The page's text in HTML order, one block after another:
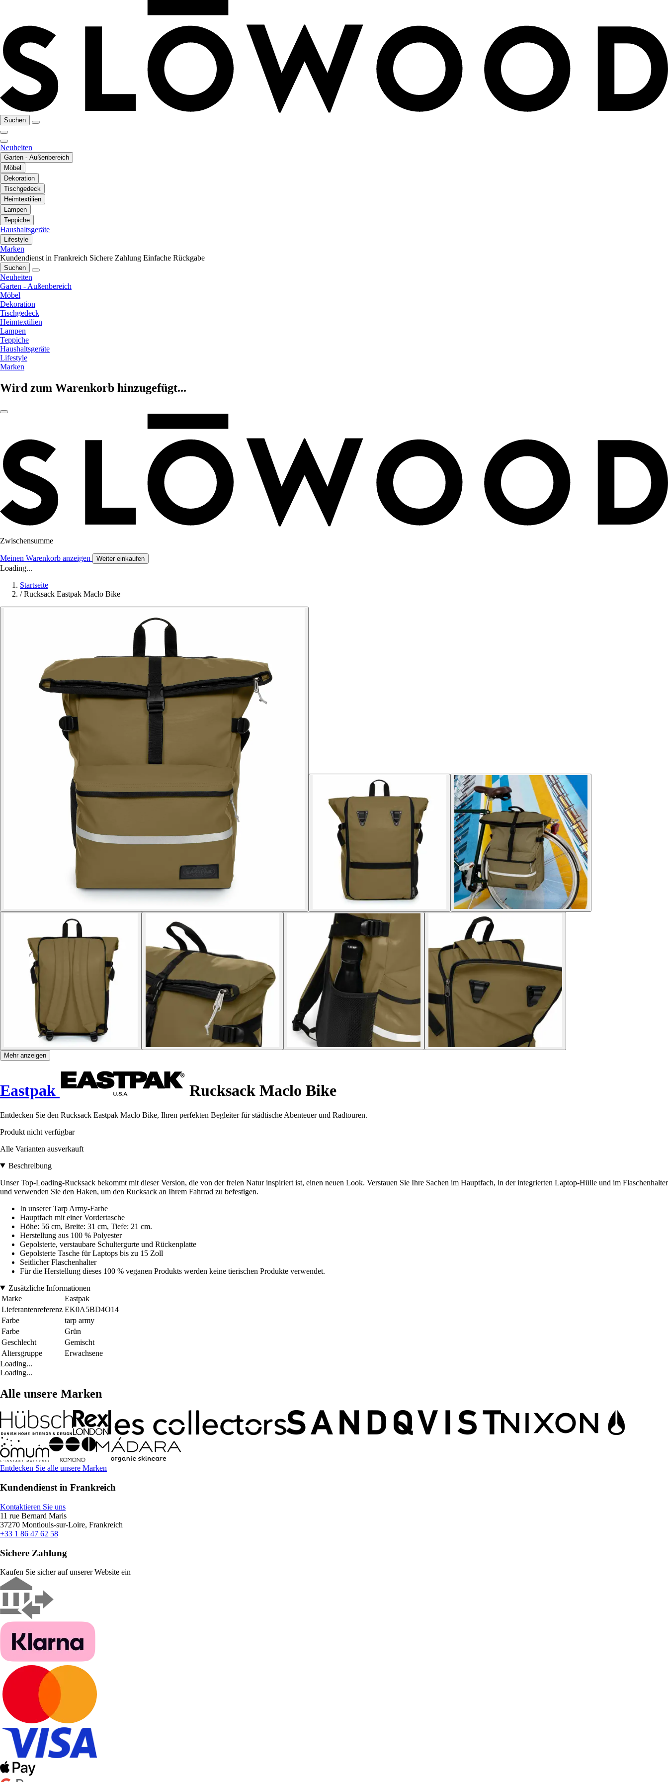
Suchen
Neuheiten
Garten - Außenbereich
Möbel
Dekoration
Tischgedeck
Heimtextilien
Lampen
Teppiche
Haushaltsgeräte
Lifestyle
Marken
Kundendienst in Frankreich Sichere Zahlung Einfache Rückgabe
Suchen
Neuheiten
Garten - Außenbereich
Möbel
Dekoration
Tischgedeck
Heimtextilien
Lampen
Teppiche
Haushaltsgeräte
Lifestyle
Marken
Wird zum Warenkorb hinzugefügt...
Zwischensumme
Meinen Warenkorb anzeigen Weiter einkaufen
Loading...
Startseite
/ Rucksack Eastpak Maclo Bike
Mehr anzeigen
Eastpak Rucksack Maclo Bike
Entdecken Sie den Rucksack Eastpak Maclo Bike, Ihren perfekten Begleiter für städtische Abenteuer und Radtouren.
Produkt nicht verfügbar
Alle Varianten ausverkauft
Beschreibung
Unser Top-Loading-Rucksack bekommt mit dieser Version, die von der freien Natur inspiriert ist, einen neuen Look. Verstauen Sie Ihre Sachen im Hauptfach, in der integrierten Laptop-Hülle und im Flaschenhalter
und verwenden Sie den Haken, um den Rucksack an Ihrem Fahrrad zu befestigen.
In unserer Tarp Army-Farbe
Hauptfach mit einer Vordertasche
Höhe: 56 cm, Breite: 31 cm, Tiefe: 21 cm.
Herstellung aus 100 % Polyester
Gepolsterte, verstaubare Schultergurte und Rückenplatte
Gepolsterte Tasche für Laptops bis zu 15 Zoll
Seitlicher Flaschenhalter
Für die Herstellung dieses 100 % veganen Produkts werden keine tierischen Produkte verwendet.
Zusätzliche Informationen
Marke
Eastpak
Lieferantenreferenz EK0A5BD4O14
Farbe
tarp army
Farbe
Grün
Geschlecht
Gemischt
Altersgruppe
Erwachsene
Loading...
Loading...
Alle unsere Marken
Entdecken Sie alle unsere Marken
Kundendienst in Frankreich
Kontaktieren Sie uns
11 rue Bernard Maris
37270 Montlouis-sur-Loire, Frankreich
+33 1 86 47 62 58
Sichere Zahlung
Kaufen Sie sicher auf unserer Website ein